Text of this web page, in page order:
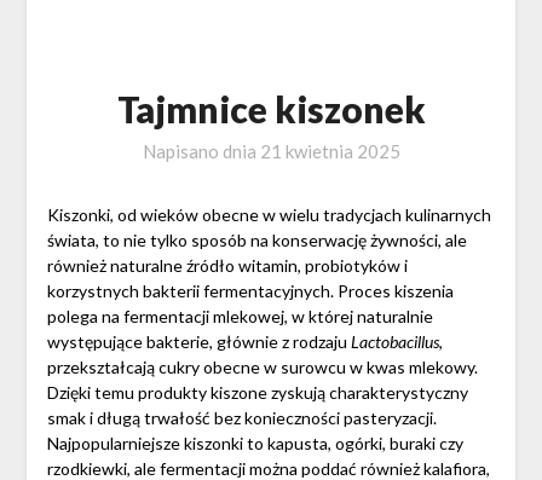
Tajmnice kiszonek
Napisano dnia 21 kwietnia 2025
Kiszonki, od wieków obecne w wielu tradycjach kulinarnych
świata, to nie tylko sposób na konserwację żywności, ale
również naturalne źródło witamin, probiotyków i
korzystnych bakterii fermentacyjnych. Proces kiszenia
polega na fermentacji mlekowej, w której naturalnie
występujące bakterie, głównie z rodzaju Lactobacillus,
przekształcają cukry obecne w surowcu w kwas mlekowy.
Dzięki temu produkty kiszone zyskują charakterystyczny
smak i długą trwałość bez konieczności pasteryzacji.
Najpopularniejsze kiszonki to kapusta, ogórki, buraki czy
rzodkiewki, ale fermentacji można poddać również kalafiora,